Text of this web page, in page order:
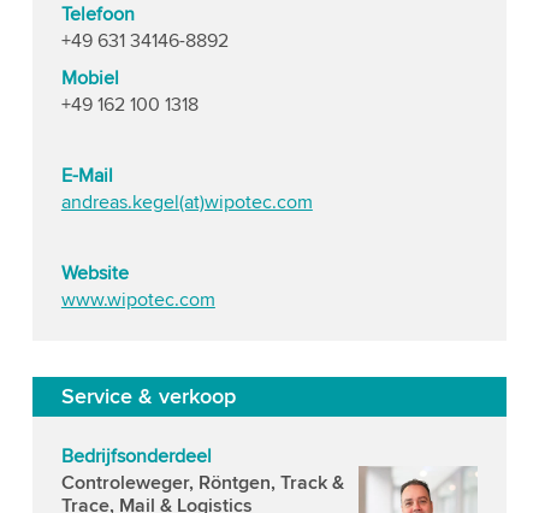
Telefoon
+49 631 34146-8892
Mobiel
+49 162 100 1318
E-Mail
andreas.kegel(at)wipotec.com
Website
www.wipotec.com
Service & verkoop
Bedrijfsonderdeel
Controleweger, Röntgen, Track &
Trace, Mail & Logistics